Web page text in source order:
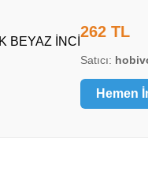
262 TL
Satıcı:
Hemen